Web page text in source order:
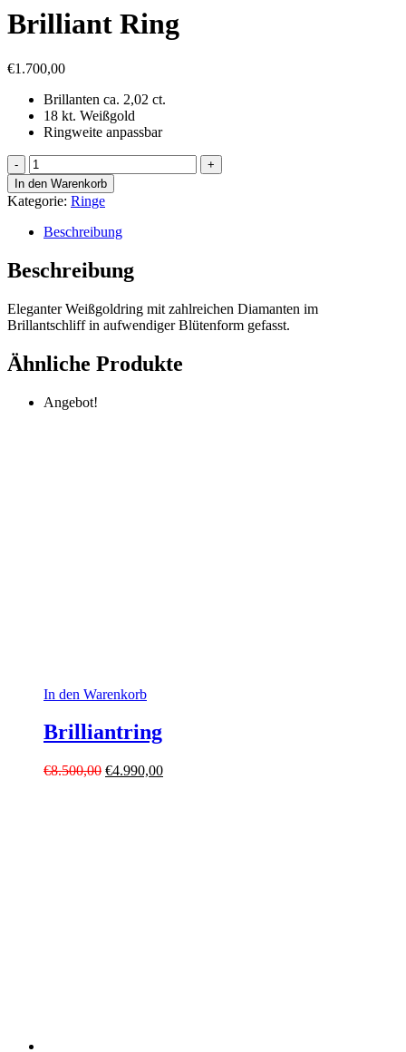
Brilliant Ring
€1.700,00
Brillanten ca. 2,02 ct.
18 kt. Weißgold
Ringweite anpassbar
Brilliant
Ring
Menge
In den Warenkorb
Kategorie: Ringe
Beschreibung
Beschreibung
Eleganter Weißgoldring mit zahlreichen Diamanten im
Brillantschliff in aufwendiger Blütenform gefasst.
Ähnliche Produkte
Angebot!
In den Warenkorb
Brilliantring
€8.500,00 Ursprünglicher
€4.990,00Aktueller